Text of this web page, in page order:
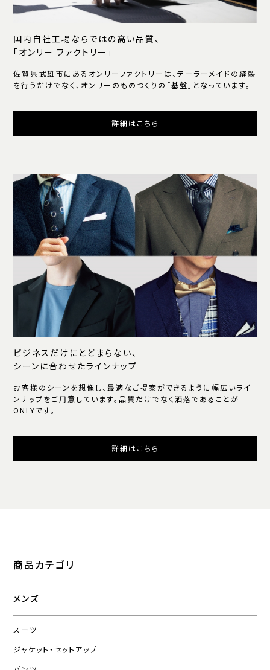
国内自社工場ならではの高い品質、
「オンリー ファクトリー」
佐賀県武雄市にあるオンリーファクトリーは、テーラーメイドの縫製
を行うだけでなく、オンリーのものつくりの「基盤」となっています。
詳細はこちら
ビジネスだけにとどまらない、
シーンに合わせたラインナップ
お客様のシーンを想像し、最適なご提案ができるように幅広いライ
ンナップをご用意しています。品質だけでなく洒落であることが
ONLYです。
詳細はこちら
商品カテゴリ
メンズ
スーツ
ジャケット・セットアップ